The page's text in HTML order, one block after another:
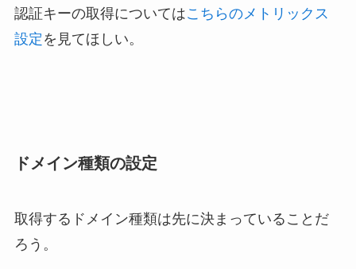
認証キーの取得についてはこちらのメトリックス
設定 を見てほしい。
ドメイン種類の設定
取得するドメイン種類は先に決まっていることだ
ろう。